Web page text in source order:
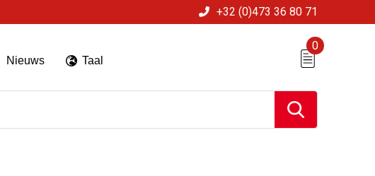
+32 (0)473 36 80 71
Nieuws Taal
0